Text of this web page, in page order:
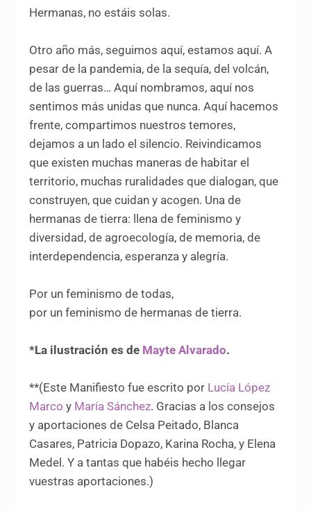
Hermanas, no estáis solas.
Otro año más, seguimos aquí, estamos aquí. A
pesar de la pandemia, de la sequía, del volcán,
de las guerras… Aquí nombramos, aquí nos
sentimos más unidas que nunca. Aquí hacemos
frente, compartimos nuestros temores,
dejamos a un lado el silencio. Reivindicamos
que existen muchas maneras de habitar el
territorio, muchas ruralidades que dialogan, que
construyen, que cuidan y acogen. Una de
hermanas de tierra: llena de feminismo y
diversidad, de agroecología, de memoria, de
interdependencia, esperanza y alegría.
Por un feminismo de todas,
por un feminismo de hermanas de tierra.
*La ilustración es de Mayte Alvarado.
**(Este Manifiesto fue escrito por Lucía López
Marcoy María Sánchez. Gracias a los consejos
y aportaciones de Celsa Peitado, Blanca
Casares, Patricia Dopazo, Karina Rocha, y Elena
Medel. Y a tantas que habéis hecho llegar
vuestras aportaciones.)